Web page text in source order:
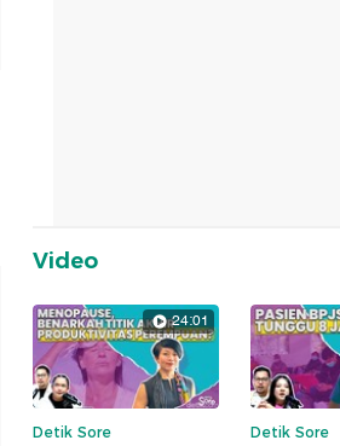
Video
24:01
Detik Sore Detik Sore